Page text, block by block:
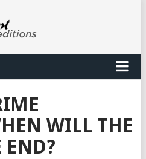
WILL THE
END?